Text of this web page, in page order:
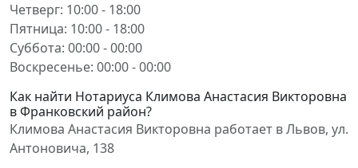
Четверг: 10:00 - 18:00
Пятница: 10:00 - 18:00
Суббота: 00:00 - 00:00
Воскресенье: 00:00 - 00:00
Как найти Нотариуса Климова Анастасия Викторовна
в Франковский район?
Климова Анастасия Викторовна работает в Львов, ул.
Антоновича, 138